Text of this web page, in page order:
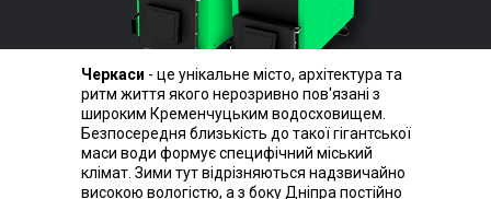
Черкаси - це унікальне місто, архітектура та
ритм життя якого нерозривно пов'язані з
широким Кременчуцьким водосховищем.
Безпосередня близькість до такої гігантської
маси води формує специфічний міський
клімат. Зими тут відрізняються надзвичайно
високою вологістю, а з боку Дніпра постійно